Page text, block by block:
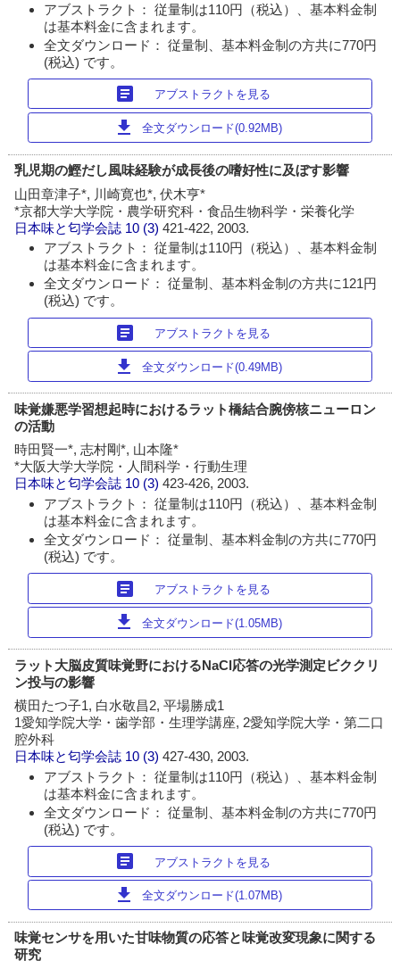
アブストラクト： 従量制は110円（税込）、基本料金制
は基本料金に含まれます。
全文ダウンロード： 従量制、基本料金制の方共に770円
(税込) です。
article アブストラクトを見る
download 全文ダウンロード(0.92MB)
乳児期の鰹だし風味経験が成長後の嗜好性に及ぼす影響
山田章津子*, 川崎寛也*, 伏木亨*
*京都大学大学院・農学研究科・食品生物科学・栄養化学
日本味と匂学会誌 10 (3)421-422, 2003.
アブストラクト： 従量制は110円（税込）、基本料金制
は基本料金に含まれます。
全文ダウンロード： 従量制、基本料金制の方共に121円
(税込) です。
article アブストラクトを見る
download 全文ダウンロード(0.49MB)
味覚嫌悪学習想起時におけるラット橋結合腕傍核ニューロン
の活動
時田賢一*, 志村剛*, 山本隆*
*大阪大学大学院・人間科学・行動生理
日本味と匂学会誌 10 (3)423-426, 2003.
アブストラクト： 従量制は110円（税込）、基本料金制
は基本料金に含まれます。
全文ダウンロード： 従量制、基本料金制の方共に770円
(税込) です。
article アブストラクトを見る
download 全文ダウンロード(1.05MB)
ラット大脳皮質味覚野におけるNaCl応答の光学測定ビククリ
ン投与の影響
横田たつ子1, 白水敬昌2, 平場勝成1
1愛知学院大学・歯学部・生理学講座, 2愛知学院大学・第二口
腔外科
日本味と匂学会誌 10 (3)427-430, 2003.
アブストラクト： 従量制は110円（税込）、基本料金制
は基本料金に含まれます。
全文ダウンロード： 従量制、基本料金制の方共に770円
(税込) です。
article アブストラクトを見る
download 全文ダウンロード(1.07MB)
味覚センサを用いた甘味物質の応答と味覚改変現象に関する
研究